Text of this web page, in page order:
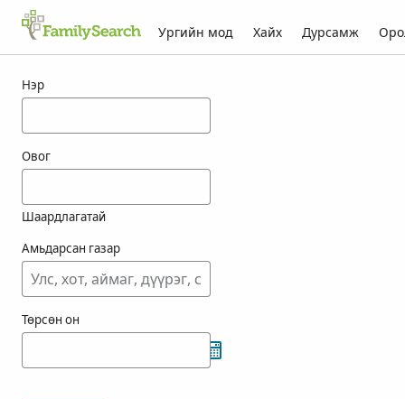
Ургийн мод Хайх Дурсамж
Нэр
Овог
Шаардлагатай
Амьдарсан газар
Төрсөн он